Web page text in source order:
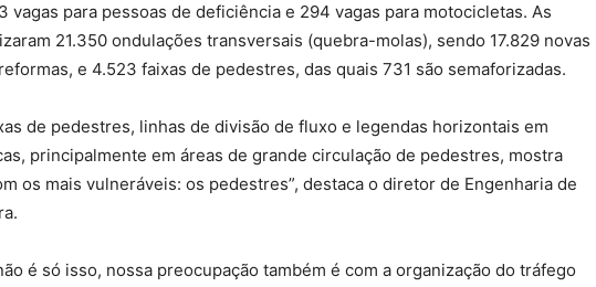
vagas para pessoas de deficiência e 294 vagas para motocicletas. As
21.350 ondulações transversais (quebra-molas), sendo 17.829 novas
e 4.523 faixas de pedestres, das quais 731 são semaforizadas.
de pedestres, linhas de divisão de fluxo e legendas horizontais em
principalmente em áreas de grande circulação de pedestres, mostra
os mais vulneráveis: os pedestres”, destaca o diretor de Engenharia de
é só isso, nossa preocupação também é com a organização do tráfego